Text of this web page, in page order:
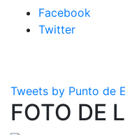
Facebook
Twitter
Tweets by Punto de
FOTO DE